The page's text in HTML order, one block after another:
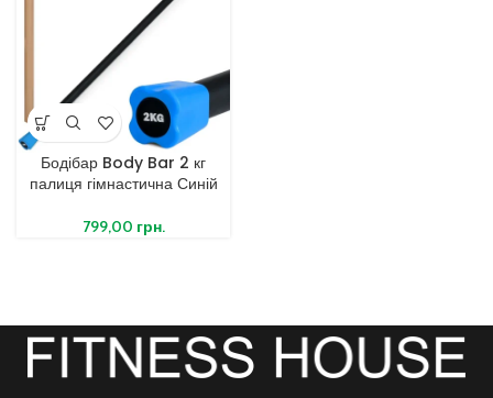
Бодібар Body Bar 2 кг
палиця гімнастична Синій
799,00 грн.